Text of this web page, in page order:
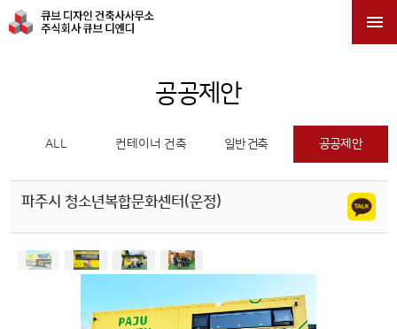

공공제안
ALL 컨테이너 건축 일반 건축 공공제안
파주시 청소년복합문화센터(운정)